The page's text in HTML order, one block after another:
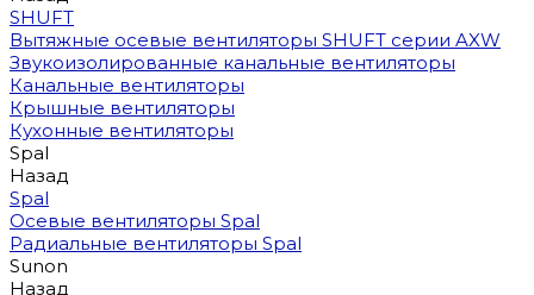
SHUFT
Вытяжные осевые вентиляторы SHUFT серии AXW
Звукоизолированные канальные вентиляторы
Канальные вентиляторы
Крышные вентиляторы
Кухонные вентиляторы
Spal
Назад
Spal
Осевые вентиляторы Spal
Радиальные вентиляторы Spal
Sunon
Назад